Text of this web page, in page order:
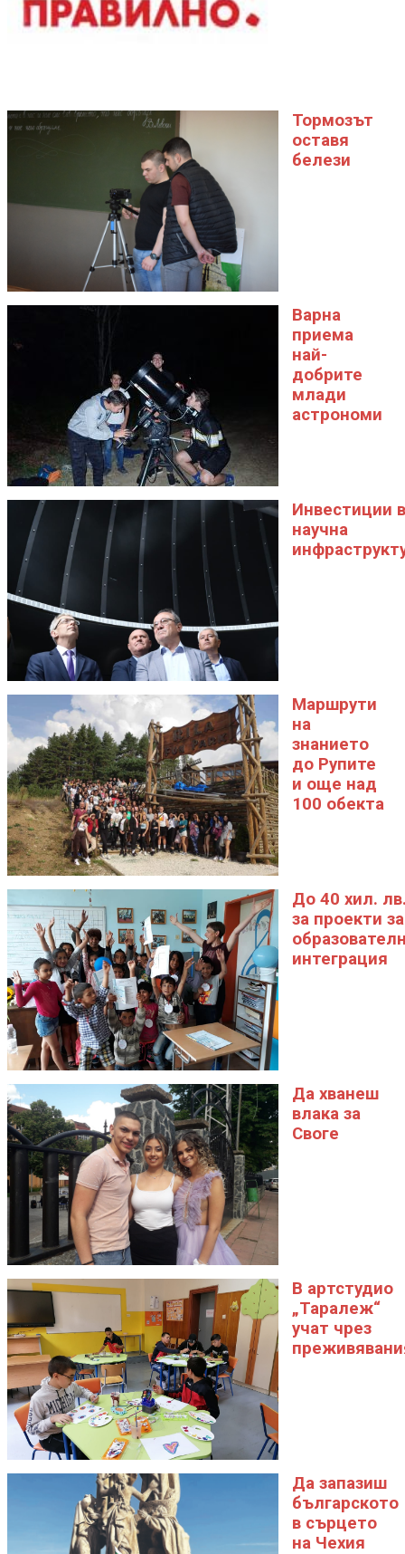
Тормозът
оставя
белези
Варна
приема
най-
добрите
млади
астрономи
Инвестиции в
научна
Маршрути
на
знанието
до Рупите
и още над
100 обекта
До 40 хил.
за проекти за
интеграция
Да хванеш
влака за
Своге
В артстудио
„Таралеж“
учат чрез
Да запазиш
българското
в сърцето
на Чехия